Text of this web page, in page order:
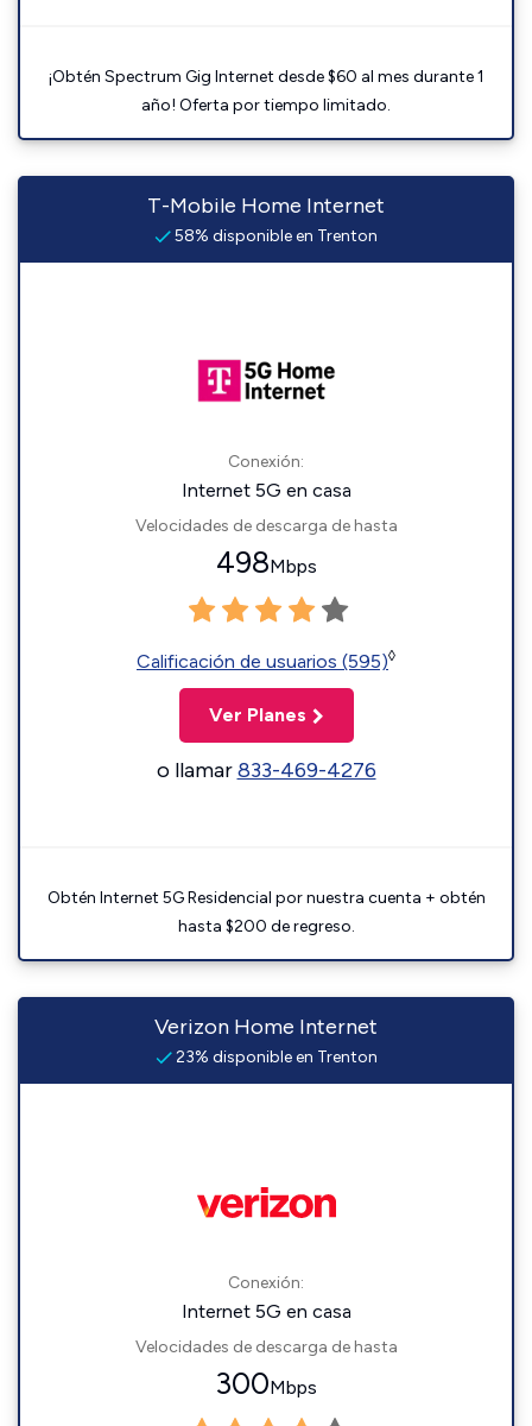
¡Obtén Spectrum Gig Internet desde $60 al mes durante 1
año! Oferta por tiempo limitado.
T-Mobile Home Internet
58% disponible en Trenton
Conexión:
Internet 5G en casa
Velocidades de descarga de hasta
498Mbps
Calificación de usuarios (595)◊
Ver Planes
o llamar833-469-4276
Obtén Internet 5G Residencial por nuestra cuenta + obtén
hasta $200 de regreso.
Verizon Home Internet
23% disponible en Trenton
Conexión:
Internet 5G en casa
Velocidades de descarga de hasta
300Mbps